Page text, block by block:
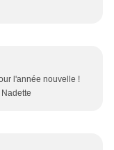
l'année nouvelle !